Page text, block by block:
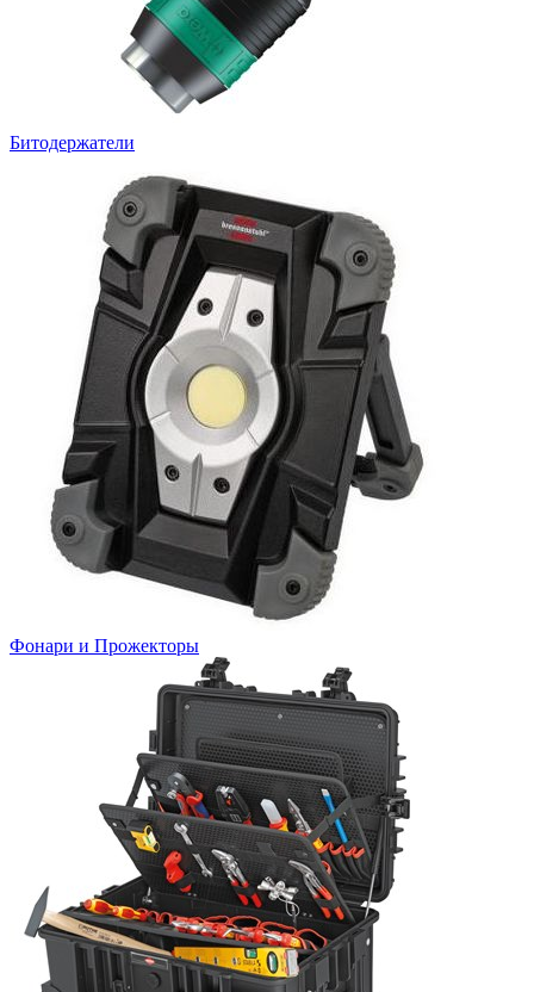
Битодержатели
Фонари и Прожекторы